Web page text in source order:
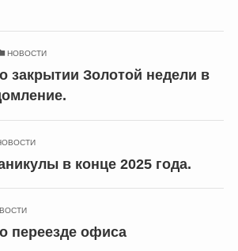
НОВОСТИ
закрытии Золотой недели в
в конце 2025 года.
переезде офиса